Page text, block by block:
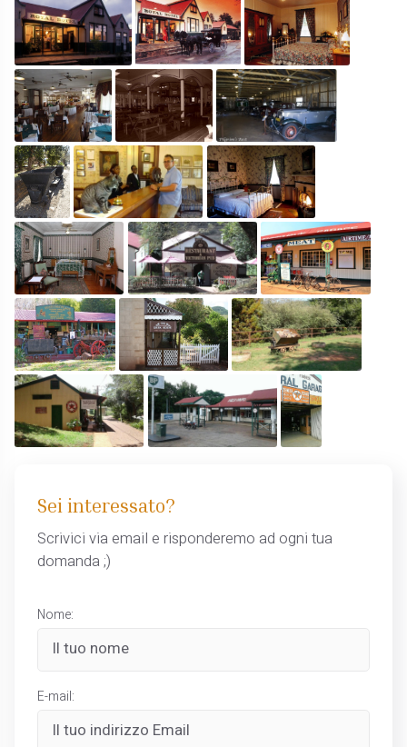
Sei interessato?
Scrivici via email e risponderemo ad ogni tua
domanda ;)
Nome:
E-mail: